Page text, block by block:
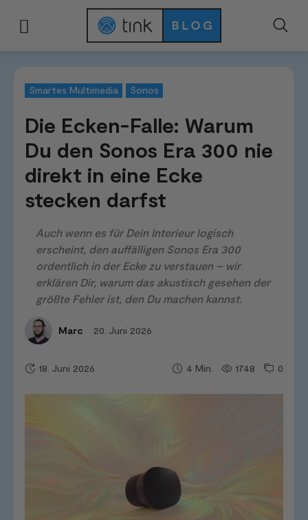
Smartes Multimedia Sonos
Die Ecken-Falle: Warum
Du den Sonos Era 300 nie
direkt in eine Ecke
stecken darfst
Auch wenn es für Dein Interieur logisch
erscheint, den auffälligen Sonos Era 300
ordentlich in der Ecke zu verstauen – wir
erklären Dir, warum das akustisch gesehen der
größte Fehler ist, den Du machen kannst.
Marc 20. Juni 2026
0
1748
4 Min.
18. Juni 2026